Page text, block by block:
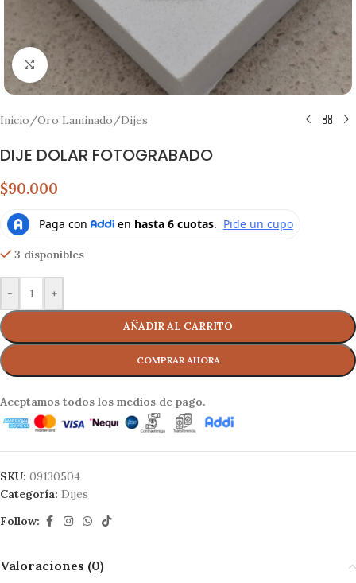
Click to enlarge
Inicio/Oro Laminado/Dijes
DIJE DOLAR FOTOGRABADO
$90.000
3 disponibles
- +
AÑADIR AL CARRITO
Aceptamos todos los medios de pago.
SKU: 09130504
Categoría: Dijes
Follow:
Valoraciones (0)